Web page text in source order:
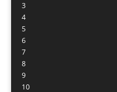
3
4
5
6
7
8
9
10